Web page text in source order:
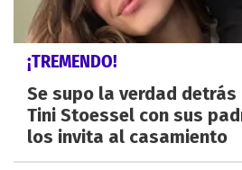
¡TREMENDO!
Se supo la verdad
Tini Stoessel con sus
los invita al casamiento